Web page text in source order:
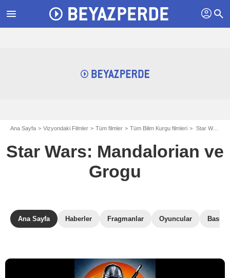
menu profil search
Ana Sayfa Vizyondaki Filmler Tüm filmler Tüm Bilim Kurgu filmleri Star Wars: Mandalorian ve Grogu
Star Wars: Mandalorian ve
Grogu
Ana Sayfa Haberler Fragmanlar Oyuncular Basın